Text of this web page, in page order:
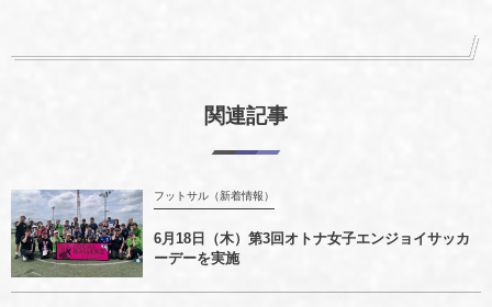
関連記事
フットサル（新着情報）
6月18日（木）第3回オトナ女子エンジョイサッカ
ーデーを実施